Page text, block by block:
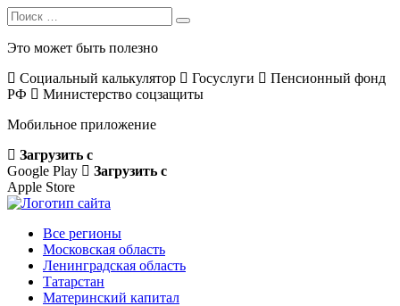
Search
for:
Search
Это может быть полезно
Социальный калькулятор
Госуслуги
Пенсионный фонд
РФ
Министерство соцзащиты
Мобильное приложение
Загрузить с
Google Play
Загрузить с
Apple Store
Все регионы
Московская область
Ленинградская область
Татарстан
Материнский капитал